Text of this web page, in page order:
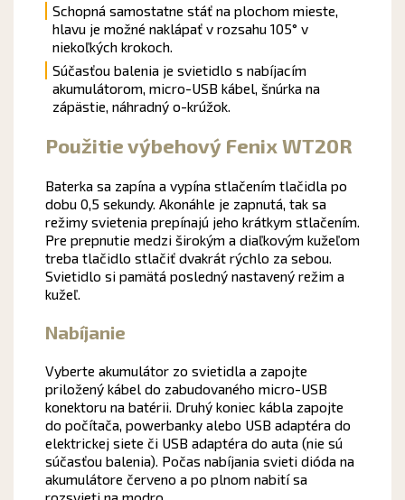
Schopná samostatne stáť na plochom mieste,
hlavu je možné naklápať v rozsahu 105° v
niekoľkých krokoch.
Súčasťou balenia je svietidlo s nabíjacím
akumulátorom, micro-USB kábel, šnúrka na
zápästie, náhradný o-krúžok.
Použitie výbehový Fenix WT20R
Baterka sa zapína a vypína stlačením tlačidla po
dobu 0,5 sekundy. Akonáhle je zapnutá, tak sa
režimy svietenia prepínajú jeho krátkym stlačením.
Pre prepnutie medzi širokým a diaľkovým kužeľom
treba tlačidlo stlačiť dvakrát rýchlo za sebou.
Svietidlo si pamätá posledný nastavený režim a
kužeľ.
Nabíjanie
Vyberte akumulátor zo svietidla a zapojte
priložený kábel do zabudovaného micro-USB
konektoru na batérii. Druhý koniec kábla zapojte
do počítača, powerbanky alebo USB adaptéra do
elektrickej siete či USB adaptéra do auta (nie sú
súčasťou balenia). Počas nabíjania svieti dióda na
akumulátore červeno a po plnom nabití sa
rozsvieti na modro.